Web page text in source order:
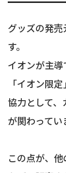
グッズの発
す。
イオンが主導
「イオン限
協力として
が関わってい
この点が、